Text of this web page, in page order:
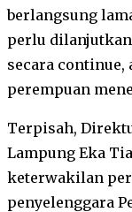
berlangsung
perlu
secara
perempuan
Terpisah,
Lampung Eka
keterwakilan
penyelenggara